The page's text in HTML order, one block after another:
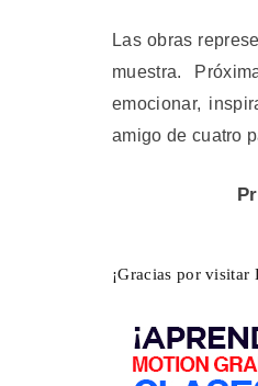
Las obras
muestra.
emocionar,
amigo de cuatro
¡Gracias por visitar